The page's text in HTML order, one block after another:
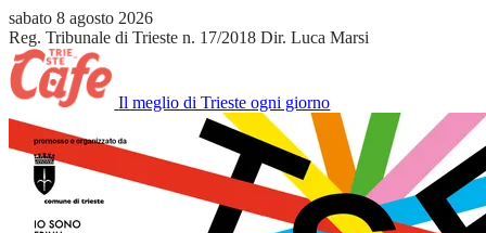
sabato 8 agosto 2026
Reg. Tribunale di Trieste n. 17/2018 Dir. Luca Marsi
Il meglio di Trieste ogni giorno